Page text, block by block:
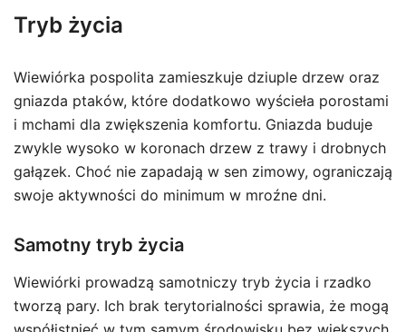
Tryb życia
Wiewiórka pospolita zamieszkuje dziuple drzew oraz
gniazda ptaków, które dodatkowo wyścieła porostami
i mchami dla zwiększenia komfortu. Gniazda buduje
zwykle wysoko w koronach drzew z trawy i drobnych
gałązek. Choć nie zapadają w sen zimowy, ograniczają
swoje aktywności do minimum w mroźne dni.
Samotny tryb życia
Wiewiórki prowadzą samotniczy tryb życia i rzadko
tworzą pary. Ich brak terytorialności sprawia, że mogą